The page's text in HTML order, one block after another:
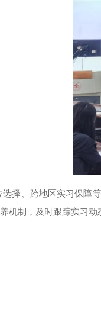
选择、跨地区实习保障
机制， 及时跟踪实习动